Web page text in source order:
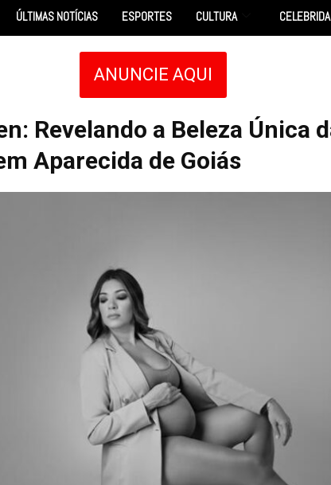
ÚLTIMAS NOTÍCIAS ESPORTES CULTURA
ANUNCIE AQUI
Revelando a Beleza Única
Aparecida de Goiás